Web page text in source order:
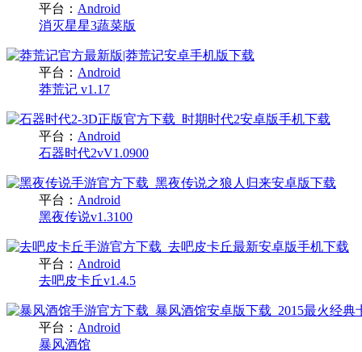
平台： Android
消灭星星3蔬菜版
平台： Android
莽荒记 v1.17
平台： Android
石器时代2vV1.0900
平台： Android
黑夜传说v1.3100
平台： Android
去吧皮卡丘v1.4.5
平台： Android
暴风酒馆